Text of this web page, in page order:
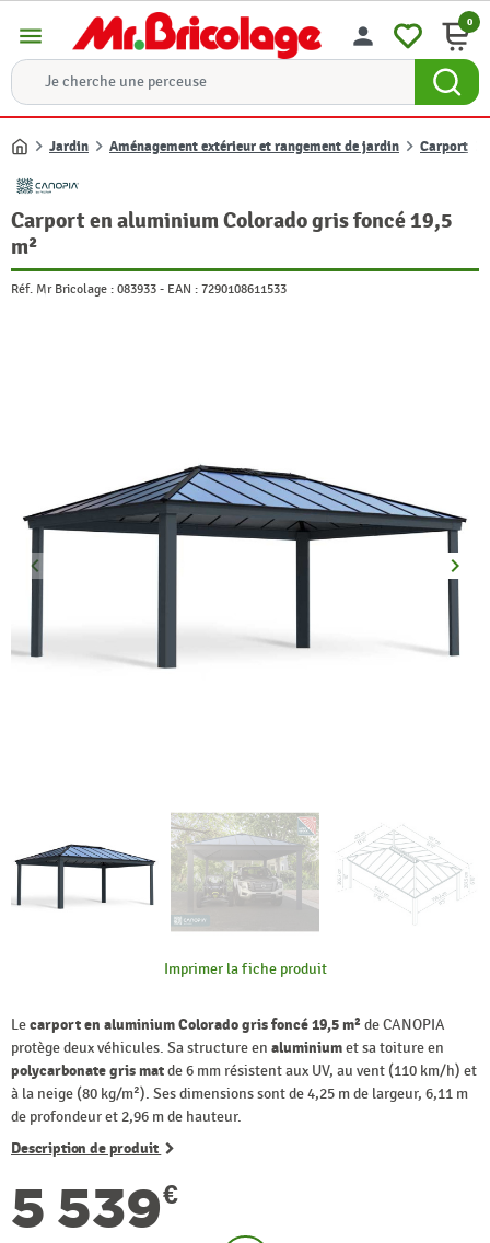
menu person 0
Accueil
Jardin Aménagement extérieur et rangement de jardin Carport
Carport en aluminium Colorado gris foncé 19,5
m²
Réf. Mr Bricolage : 083933 - EAN : 7290108611533
Précédent
keyboard_arrow_left keyboard_arrow_right
Imprimer la fiche produit
Lecarport en aluminium Colorado gris foncé 19,5 m²de CANOPIA
protège deux véhicules. Sa structure en aluminiumet sa toiture en
polycarbonate gris matde 6 mm résistent aux UV, au vent (110 km/h) et
à la neige (80 kg/m²). Ses dimensions sont de 4,25 m de largeur, 6,11 m
de profondeur et 2,96 m de hauteur.
Description de produit
5 539€